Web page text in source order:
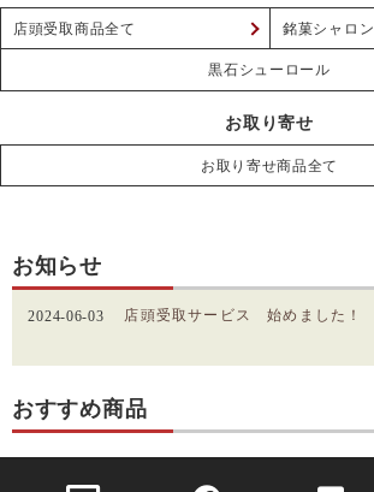
店頭受取商品全て 銘菓シャロン
黒石シューロール
お取り寄せ
お取り寄せ商品全て
お知らせ
2024-06-03
店頭受取サービス 始めました！
おすすめ商品